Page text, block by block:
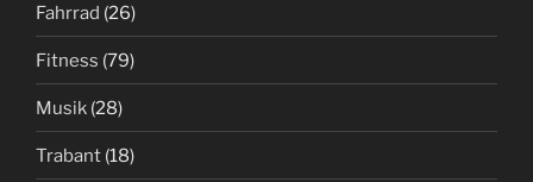
Fahrrad (26)
Fitness (79)
Musik (28)
Trabant (18)